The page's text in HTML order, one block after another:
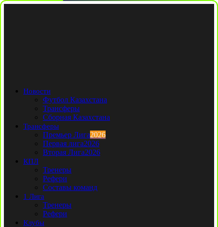
Новости
Футбол Казахстана
Трансферы
Сборная Казахстана
Трансферы
Премьер Лига2026
Первая лига2026
Вторая Лига2026
КПЛ
Тренеры
Рефери
Составы команд
1 Лига
Тренеры
Рефери
Клубы